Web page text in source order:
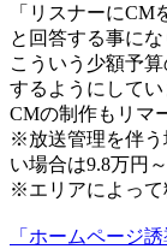
「リスナーにCM
と回答する事にな
こういう少額予算
するようにしてい
CMの制作もリマ
※放送管理を伴う
い場合は9.8万円
※エリアによって
「ホームページ誘